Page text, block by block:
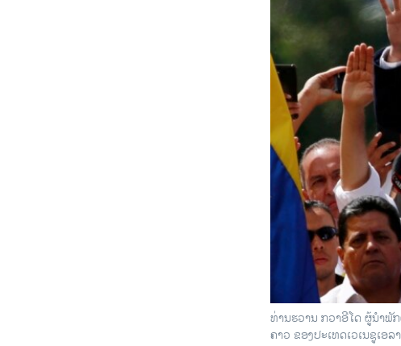
ທ່ານ​ຮ​ວານ ກວາ​ອີ​ໂດ ຜູ້​ນຳ​ພັ
ຄາວ ຂອງ​ປະ​ເທດ​ເວ​ເນ​ຊູ​ເອ​